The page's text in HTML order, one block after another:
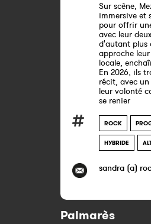
Sur scène,
immersive et
pour offrir
avec leur
d'autant plus
approche
locale,
En 2026, ils
récit, avec
leur volonté
se renier
ROCK
HYBRIDE
sandra (a)
Palmarès